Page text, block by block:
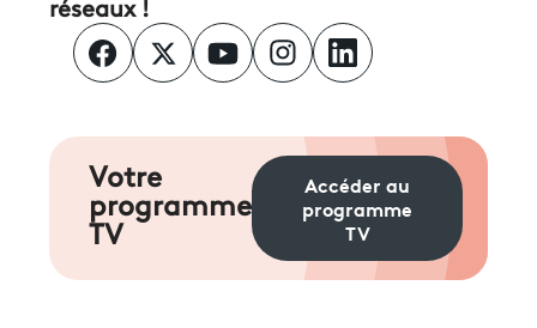
réseaux !
Votre
programme
TV
Accéder au
programme
TV